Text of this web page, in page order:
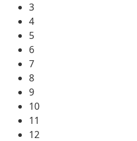
3
4
5
6
7
8
9
10
11
12